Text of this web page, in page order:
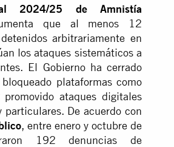
2024/25 de Amnistía
que al menos 12
arbitrariamente en
los ataques sistemáticos a
El Gobierno ha cerrado
plataformas como
ataques digitales
De acuerdo con
,entre enero y octubre de
192 denuncias de